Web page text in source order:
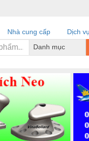
Nhà cung cấp
Dịch vụ
Danh mục